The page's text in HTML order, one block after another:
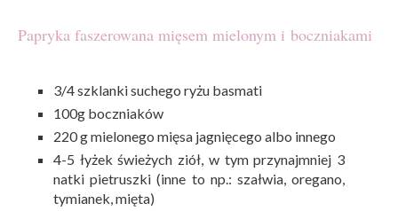
Papryka faszerowana mięsem mielonym i boczniakami
3/4 szklanki suchego ryżu basmati
100g boczniaków
220 g mielonego mięsa jagnięcego albo innego
4-5 łyżek świeżych ziół, w tym przynajmniej 3
natki pietruszki (inne to np.: szałwia, oregano,
tymianek, mięta)